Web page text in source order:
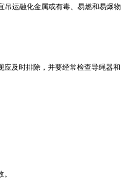
吊运融化金属或有毒、易燃和易爆物
及时排除，并要经常检查导绳器和